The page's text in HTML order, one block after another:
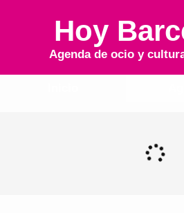
Hoy
Agenda de ocio y